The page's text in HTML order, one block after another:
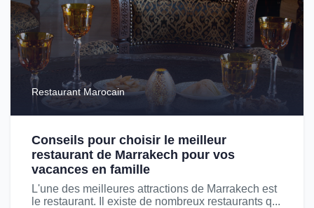
Restaurant Marocain
Conseils pour choisir le meilleur
restaurant de Marrakech pour vos
vacances en famille
L'une des meilleures attractions de Marrakech est
le restaurant. Il existe de nombreux restaurants q...